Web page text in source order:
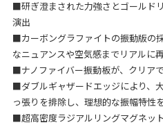
■研ぎ澄まされた力強さとゴールド
演出
■カーボングラファイトの振動版の
なニュアンスや空気感までリアルに
■ナノファイバー振動板が、クリア
■ダブルギャザードエッジにより、
っ張りを排除し、理想的な振幅特性
■超高密度ラジアルリングマグネッ